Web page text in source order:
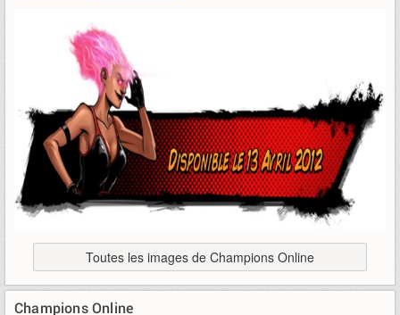
Toutes les images de Champions Online
Champions Online